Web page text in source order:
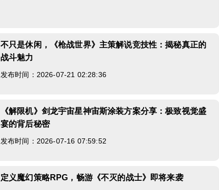
不只是休闲，《枪战世界》主策解说竞技性：揭秘真正的
战斗魅力
发布时间：2026-07-21 02:28:36
《解限机》剑龙宇宙星神宙斯涂装方案分享：极致视觉盛
宴的背后秘密
发布时间：2026-07-16 07:59:52
定义魔幻策略RPG，畅游《不灭的战士》即将来袭